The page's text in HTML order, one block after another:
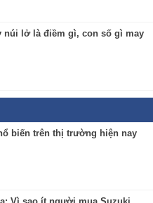
núi lở là điềm gì, con số gì may
biến trên thị trường hiện nay